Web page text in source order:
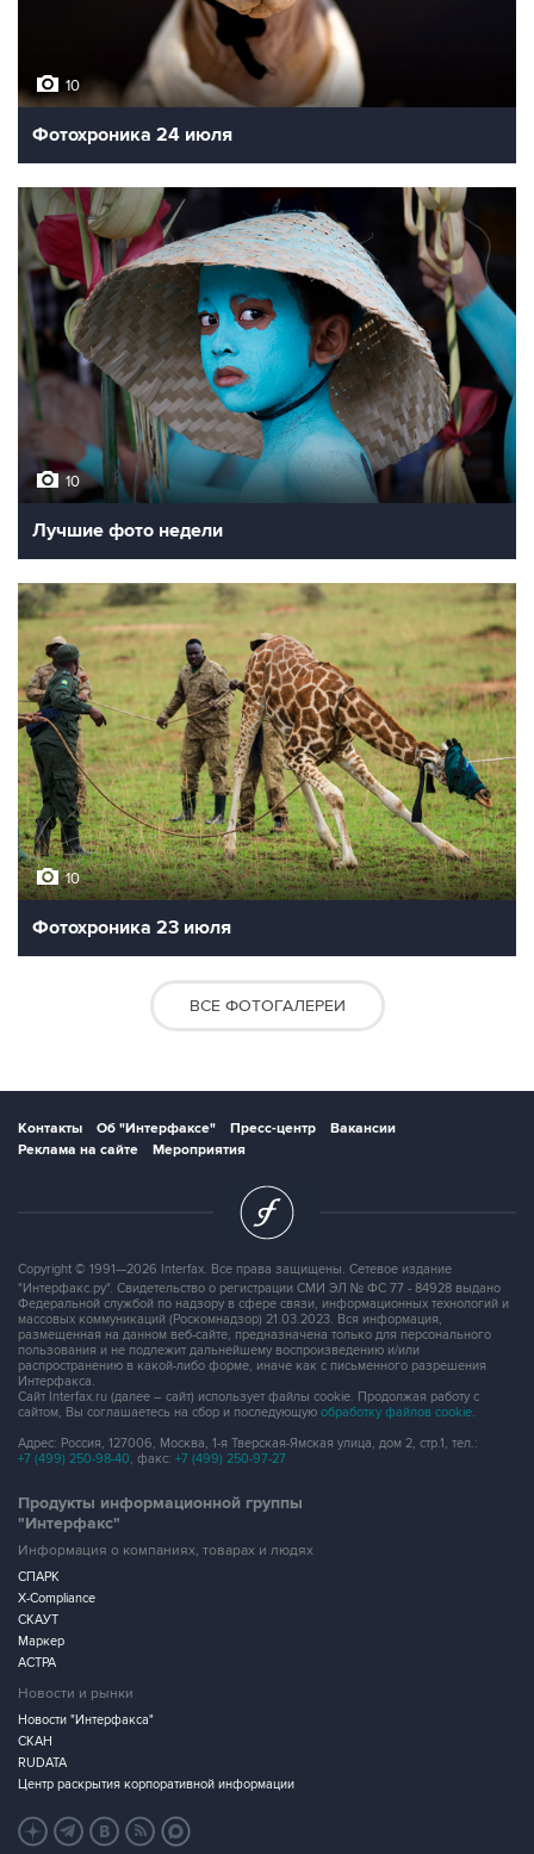
10
Фотохроника 24 июля
10
Лучшие фото недели
10
Фотохроника 23 июля
ВСЕ ФОТОГАЛЕРЕИ
Контакты Об "Интерфаксе" Пресс-центр
Вакансии
Реклама на сайте
Мероприятия
Copyright © 1991—2026 Interfax. Все права защищены. Сетевое издание
"Интерфакс.ру". Свидетельство о регистрации СМИ ЭЛ № ФС 77 - 84928 выдано
Федеральной службой по надзору в сфере связи, информационных технологий и
массовых коммуникаций (Роскомнадзор) 21.03.2023. Вся информация,
размещенная на данном веб-сайте, предназначена только для персонального
пользования и не подлежит дальнейшему воспроизведению и/или
распространению в какой-либо форме, иначе как с письменного разрешения
Интерфакса.
Сайт Interfax.ru (далее – сайт) использует файлы cookie. Продолжая работу с
сайтом, Вы соглашаетесь на сбор и последующую обработку файлов cookie.
Адрес: Россия, 127006, Москва, 1-я Тверская-Ямская улица, дом 2, стр.1, тел.:
+7 (499) 250-98-40, факс: +7 (499) 250-97-27
Продукты информационной группы
"Интерфакс"
Информация о компаниях, товарах и людях
СПАРК
X-Compliance
СКАУТ
Маркер
АСТРА
Новости и рынки
Новости "Интерфакса"
СКАН
RUDATA
Центр раскрытия корпоративной информации